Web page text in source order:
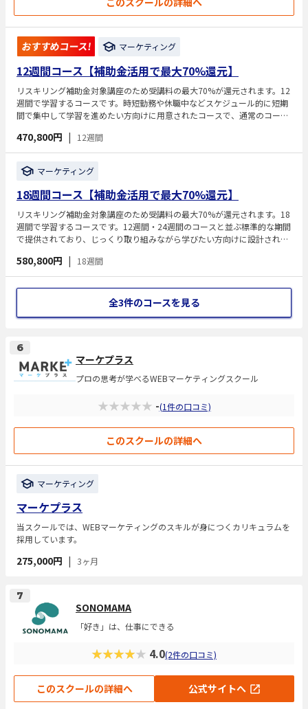
おすすめコース! マーケティング
12週間コース【補助金活用で最大70%還元】
リスキリング補助金対象講座のため受講料の最大70%が還元されます。12
週間で学習するコースです。時短勤務や休職中などスケジュール的に短期
間で集中して学習を進めたい方向けに用意されたコースで、通常のコース
週間18時間】程度のお時間を確保できる方であれば、お得にWebマーケテ
ィングを習得していただけるようになっています。
470,800円 | 12週間
マーケティング
18週間コース【補助金活用で最大70%還元】
リスキリング補助金対象講座のため受講料の最大70%が還元されます。18
週間で学習するコースです。12週間・24週間のコースと並ぶ標準的な期間
で提供されており、じっくり取り組みながら学びたい方向けに設計されて
ュラムで、現役マーケター講師のサポートを受けながら学習可能です。
580,800円 | 18週間
全3件のコースを見る
6
マーケプラス
プロの思考が学べるWEBマーケティングスクール
★★★★★ -(1件の口コミ)
このスクールの詳細へ
マーケティング
マーケプラス
当スクールでは、WEBマーケティングのスキルが身につくカリキュラムを
採用しています。
275,000円 | 3ヶ月
7
SONOMAMA
「好き」は、仕事にできる
★★★★★ 4.0(2件の口コミ)
このスクールの詳細へ 公式サイトへ